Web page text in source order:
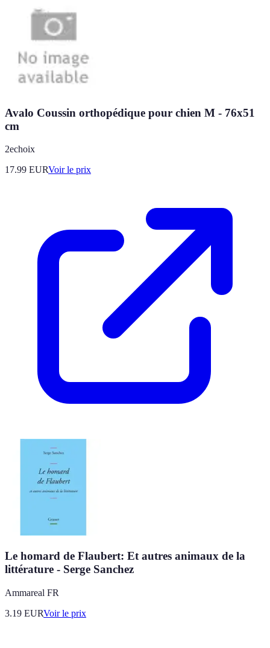
Avalo Coussin orthopédique pour chien M - 76x51
cm
2echoix
17.99 EURVoir le prix
Le homard de Flaubert: Et autres animaux de la
littérature - Serge Sanchez
Ammareal FR
3.19 EURVoir le prix